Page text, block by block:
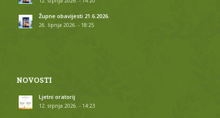
Župne obavijesti 21.6.2026.
26. lipnja 2026. - 18:25
NOVOSTI
Ljetni oratorij
12. srpnja 2026. - 14:23